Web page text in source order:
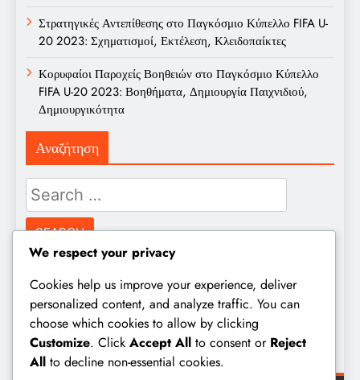
Στρατηγικές Αντεπίθεσης στο Παγκόσμιο Κύπελλο FIFA U-
20 2023: Σχηματισμοί, Εκτέλεση, Κλειδοπαίκτες
Κορυφαίοι Παροχείς Βοηθειών στο Παγκόσμιο Κύπελλο
FIFA U-20 2023: Βοηθήματα, Δημιουργία Παιχνιδιού,
Δημιουργικότητα
Αναζήτηση
Search
for:
Αρχείο
February 2026
January 2026
We respect your privacy
Cookies help us improve your experience, deliver
personalized content, and analyze traffic. You can
choose which cookies to allow by clicking
Customize. Click Accept All to consent or Reject
All to decline non-essential cookies.